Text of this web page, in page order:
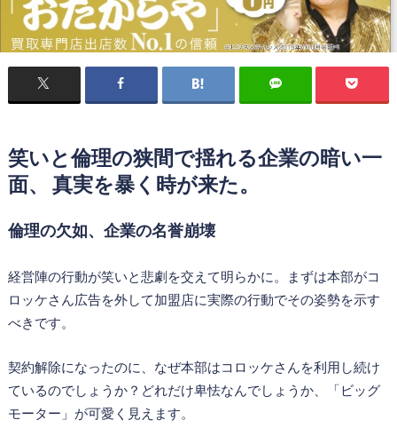
笑いと倫理の狭間で揺れる企業の暗い一
面、 真実を暴く時が来た。
倫理の欠如、企業の名誉崩壊
経営陣の行動が笑いと悲劇を交えて明らかに。まずは本部がコ
ロッケさん広告を外して加盟店に実際の行動でその姿勢を示す
べきです。
契約解除になったのに、なぜ本部はコロッケさんを利用し続け
ているのでしょうか？どれだけ卑怯なんでしょうか、「ビッグ
モーター」が可愛く見えます。